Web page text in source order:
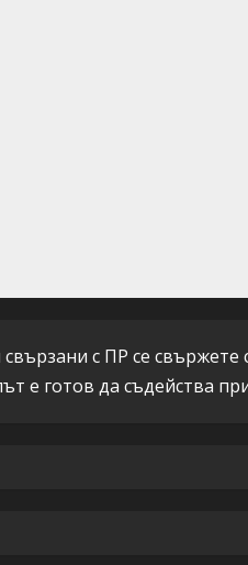
с ПР се свържете
е готов да съдейства